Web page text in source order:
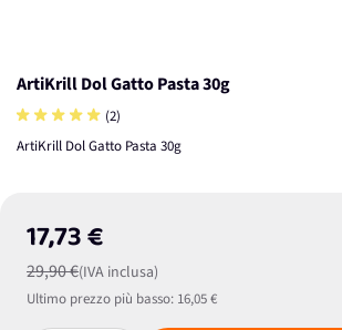
ArtiKrill Dol Gatto Pasta 30g
(2)
ArtiKrill Dol Gatto Pasta 30g
17,73 €
29,90 €(IVA inclusa)
Ultimo prezzo più basso: 16,05 €